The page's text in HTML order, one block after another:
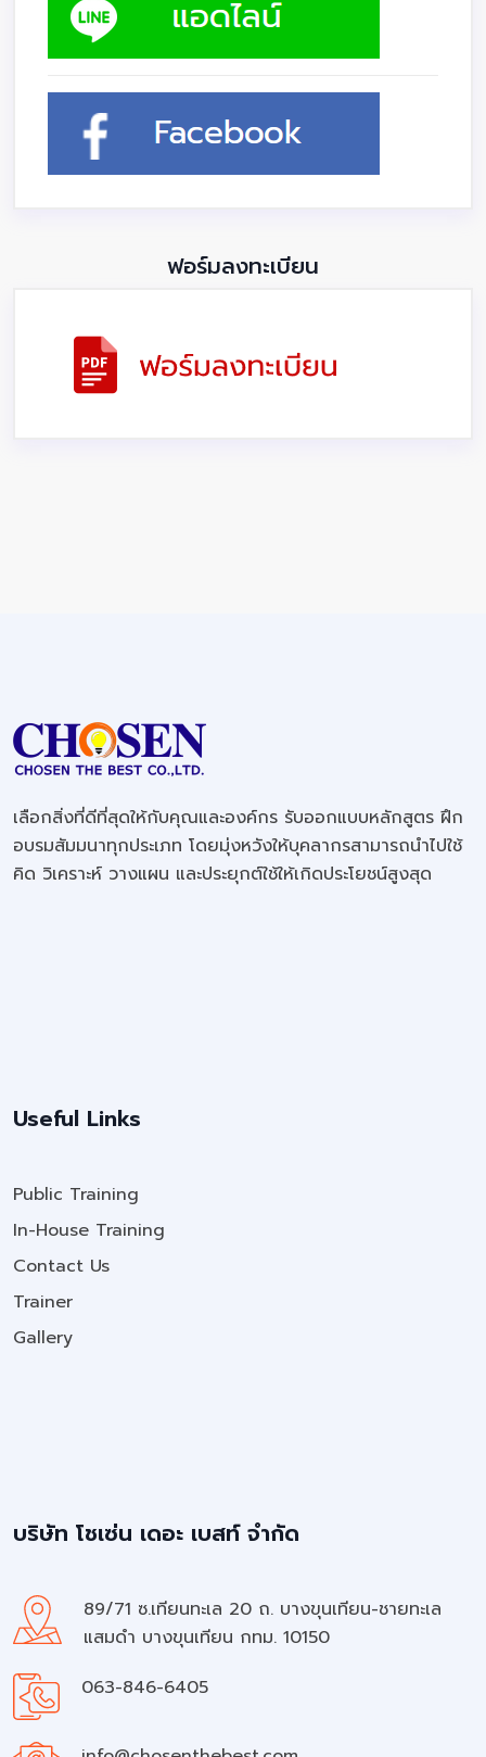
ฟอร์มลงทะเบียน
เลือกสิ่งที่ดีที่สุดให้กับคุณและองค์กร รับออกแบบหลักสูตร ฝึก
อบรมสัมมนาทุกประเภท โดยมุ่งหวังให้บุคลากรสามารถนำไปใช้
คิด วิเคราะห์ วางแผน และประยุกต์ใช้ให้เกิดประโยชน์สูงสุด
Useful Links
Public Training
In-House Training
Contact Us
Trainer
Gallery
บริษัท โชเซ่น เดอะ เบสท์ จำกัด
89/71 ซ.เทียนทะเล 20 ถ. บางขุนเทียน-ชายทะเล
แสมดำ บางขุนเทียน กทม. 10150
063-846-6405